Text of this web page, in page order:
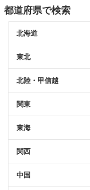
都道府県で検索
北海道
東北
北陸・甲信越
関東
東海
関西
中国